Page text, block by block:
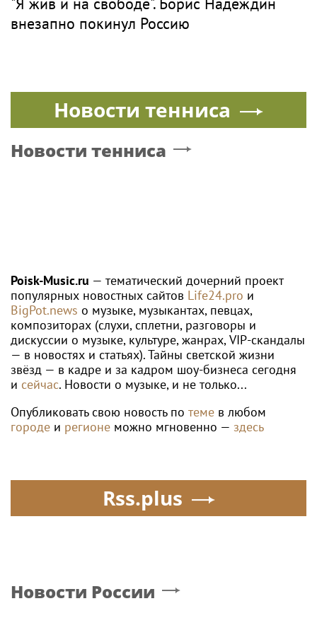
внезапно покинул Россию
Новости тенниса
Новости тенниса
Poisk-Music.ru — тематический дочерний проект
популярных новостных сайтов Life24.pro и
BigPot.news о музыке, музыкантах, певцах,
композиторах (слухи, сплетни, разговоры и
дискуссии о музыке, культуре, жанрах, VIP-скандалы
— в новостях и статьях). Тайны светской жизни
звёзд — в кадре и за кадром шоу-бизнеса сегодня
и сейчас. Новости о музыке, и не только...
Опубликовать свою новость по теме в любом
городе и регионе можно мгновенно — здесь
Rss.plus
Новости России